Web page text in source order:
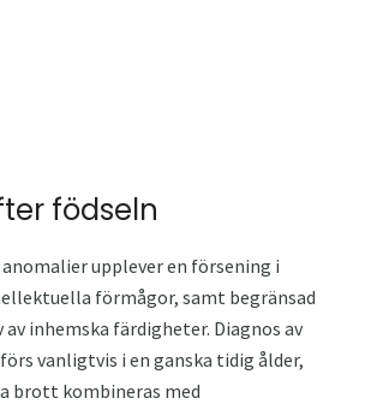
födseln
upplever en försening i
förmågor, samt begränsad
inhemska färdigheter. Diagnos av
vanligtvis i en ganska tidig ålder,
brott kombineras med